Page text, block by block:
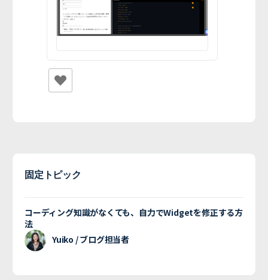
固定トピック
コーディング知識がなくても、自力でWidgetを修正する方
法
Yuiko / ブログ担当者